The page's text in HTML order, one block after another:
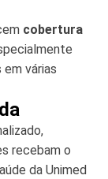
cobertura
várias
recebam o
da Unimed